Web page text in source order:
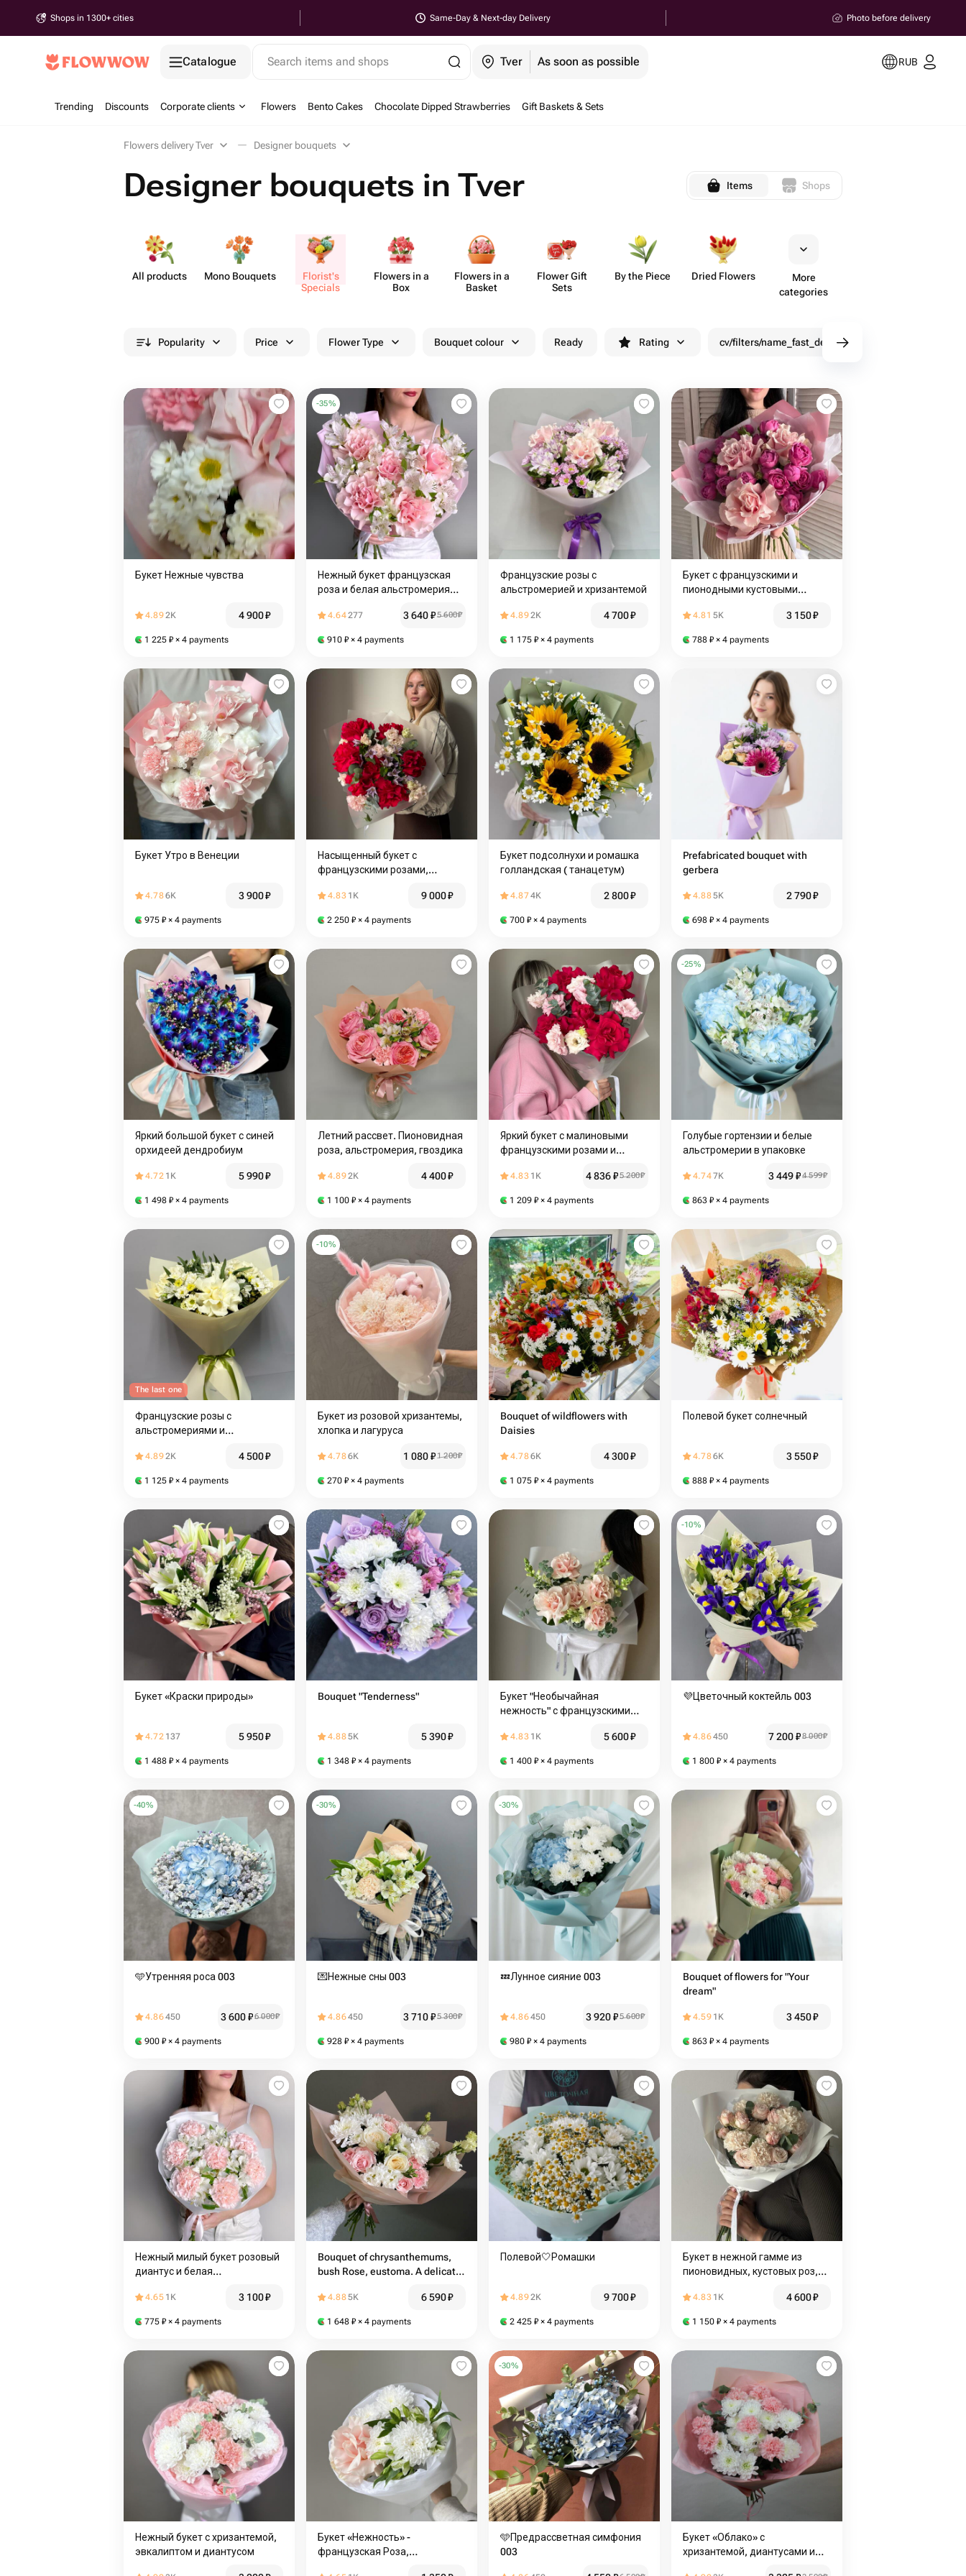
Shops in 1300+ cities Same-Day & Next-day Delivery Photo before delivery
Catalogue Search items and shops Tver As soon as possible RUB
Trending Discounts Corporate clients Flowers Bento Cakes Chocolate Dipped Strawberries Gift Baskets & Sets
Flowers delivery Tver Designer bouquets
Designer bouquets in Tver Items Shops
All products Mono Bouquets
Florist's
Specials
Flowers in a
Box
Flowers in a
Basket
Flower Gift
Sets
By the Piece Dried Flowers
More
categories
Popularity Price Flower Type Bouquet colour Ready Rating cv/filters/name_fast_delivery
Букет Нежные чувства
4.892K 4 900₽
1 225 ₽ × 4 payments
-35%
Нежный букет французская
роза и белая альстромерия
4.64277 3 640₽5 600₽
910 ₽ × 4 payments
Французские розы с
альстромерией и хризантемой
4.892K 4 700₽
1 175 ₽ × 4 payments
Букет с французскими и
пионодными кустовыми
4.81 5K 3 150₽
788 ₽ × 4 payments
Букет Утро в Венеции
4.786K 3 900₽
975 ₽ × 4 payments
Насыщенный букет с
французскими розами,
клематисом
4.83 1K 9 000₽
2 250 ₽ × 4 payments
Букет подсолнухи и ромашка
голландская ( танацетум)
4.874K 2 800₽
700 ₽ × 4 payments
Prefabricated bouquet with
gerbera
4.885K 2 790₽
698 ₽ × 4 payments
Яркий большой букет с синей
орхидеей дендробиум
4.72 1K 5 990₽
1 498 ₽ × 4 payments
Летний рассвет. Пионовидная
роза, альстромерия, гвоздика
4.892K 4 400₽
1 100 ₽ × 4 payments
Яркий букет с малиновыми
французскими розами и
4.83 1K 4 836₽5 200₽
1 209 ₽ × 4 payments
-25%
Голубые гортензии и белые
альстромерии в упаковке
4.747K 3 449₽4 599₽
863 ₽ × 4 payments
The last one
Французские розы с
альстромериями и
4.892K 4 500₽
1 125 ₽ × 4 payments
-10%
Букет из розовой хризантемы,
хлопка и лагуруса
4.786K 1 080₽1 200₽
270 ₽ × 4 payments
Bouquet of wildflowers with
Daisies
4.786K 4 300₽
1 075 ₽ × 4 payments
Полевой букет солнечный
4.786K 3 550₽
888 ₽ × 4 payments
Букет «Краски природы»
4.72 137 5 950₽
1 488 ₽ × 4 payments
Bouquet "Tenderness"
4.885K 5 390₽
1 348 ₽ × 4 payments
Букет "Необычайная
нежность" с французскими
4.83 1K 5 600₽
1 400 ₽ × 4 payments
-10%
💜Цветочный коктейль 003
4.86450 7 200₽8 000₽
1 800 ₽ × 4 payments
-40%
🩵Утренняя роса 003
4.86450 3 600₽6 000₽
900 ₽ × 4 payments
-30%
💌Нежные сны 003
4.86450 3 710₽5 300₽
928 ₽ × 4 payments
-30%
💤Лунное сияние 003
4.86450 3 920₽5 600₽
980 ₽ × 4 payments
Bouquet of flowers for "Your
dream"
4.59 1K 3 450₽
863 ₽ × 4 payments
Нежный милый букет розовый
диантус и белая
4.65 1K 3 100₽
775 ₽ × 4 payments
Bouquet of chrysanthemums,
bush Rose, eustoma. A delicate
4.885K 6 590₽
1 648 ₽ × 4 payments
Полевой🤍Ромашки
4.892K 9 700₽
2 425 ₽ × 4 payments
Букет в нежной гамме из
пионовидных, кустовых роз,
4.83 1K 4 600₽
1 150 ₽ × 4 payments
Нежный букет с хризантемой,
эвкалиптом и диантусом
Букет «Нежность» -
французская Роза,
-30%
🩵Предрассветная симфония
003
Букет «Облако» с
хризантемой, диантусами и